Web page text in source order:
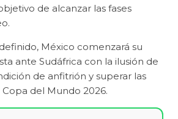
de alcanzar las fases
México comenzará su
ante Sudáfrica con la ilusión de
de anfitrión y superar las
del Mundo 2026.